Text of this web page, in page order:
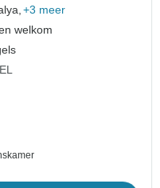
+3 meer
welkom